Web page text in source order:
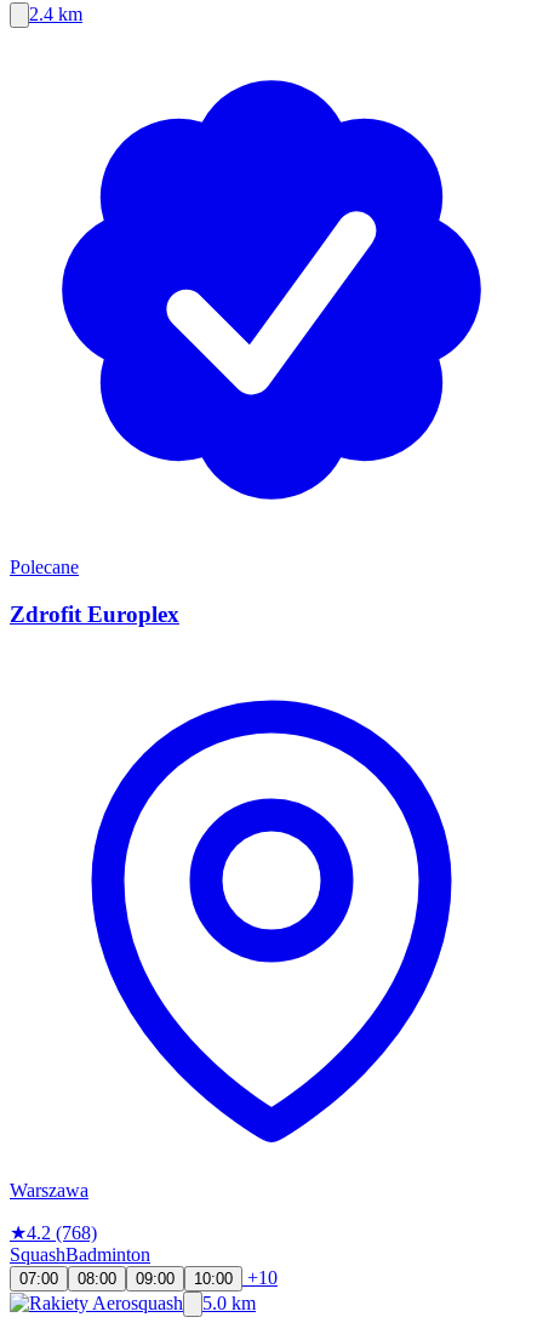
2.4 km
Polecane
Zdrofit Europlex
Warszawa
★4.2 (768)
SquashBadminton
07:00 08:00 09:00 10:00
+10
5.0 km